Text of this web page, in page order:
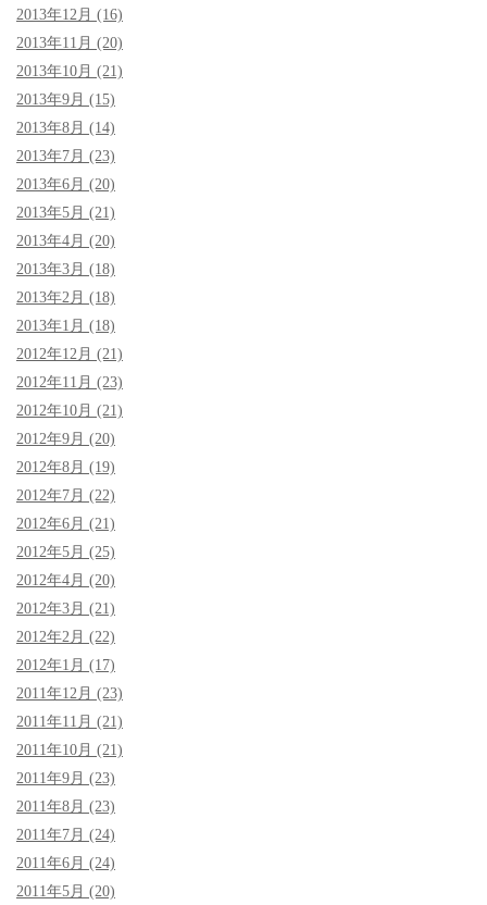
2013年12月 (16)
2013年11月 (20)
2013年10月 (21)
2013年9月 (15)
2013年8月 (14)
2013年7月 (23)
2013年6月 (20)
2013年5月 (21)
2013年4月 (20)
2013年3月 (18)
2013年2月 (18)
2013年1月 (18)
2012年12月 (21)
2012年11月 (23)
2012年10月 (21)
2012年9月 (20)
2012年8月 (19)
2012年7月 (22)
2012年6月 (21)
2012年5月 (25)
2012年4月 (20)
2012年3月 (21)
2012年2月 (22)
2012年1月 (17)
2011年12月 (23)
2011年11月 (21)
2011年10月 (21)
2011年9月 (23)
2011年8月 (23)
2011年7月 (24)
2011年6月 (24)
2011年5月 (20)